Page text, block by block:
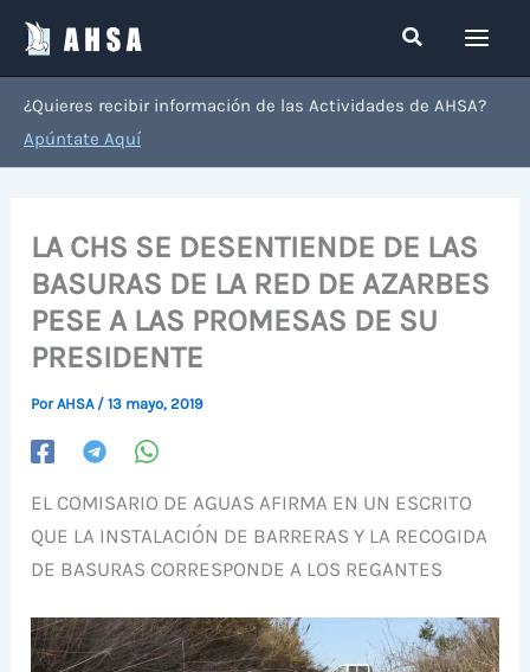
contenido
Buscar
¿Quieres recibir información de las Actividades de AHSA?
Apúntate Aquí
LA CHS SE DESENTIENDE DE LAS
BASURAS DE LA RED DE AZARBES
PESE A LAS PROMESAS DE SU
PRESIDENTE
PorAHSA /13 mayo, 2019
EL COMISARIO DE AGUAS AFIRMA EN UN ESCRITO
QUE LA INSTALACIÓN DE BARRERAS Y LA RECOGIDA
DE BASURAS CORRESPONDE A LOS REGANTES